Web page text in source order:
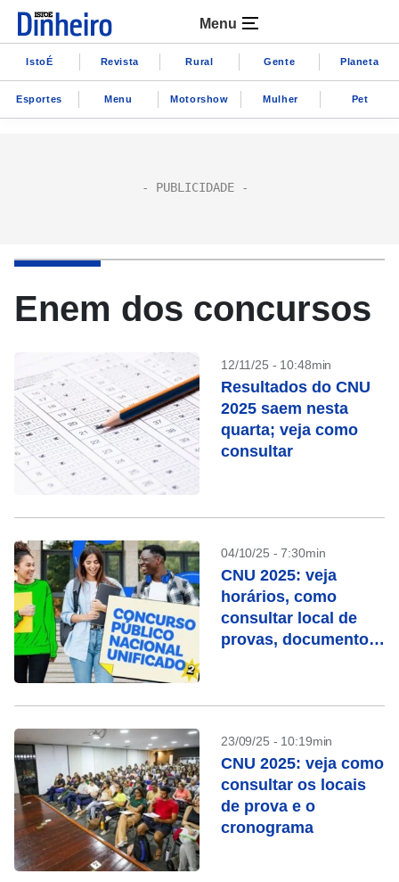
Menu
IstoÉ Revista Rural Gente Planeta
Esportes Menu Motorshow Mulher Pet
Enem dos concursos
12/11/25 - 10:48min
Resultados do CNU
2025 saem nesta
quarta; veja como
consultar
04/10/25 - 7:30min
CNU 2025: veja
horários, como
consultar local de
provas, documentos
23/09/25 - 10:19min
CNU 2025: veja como
consultar os locais
de prova e o
cronograma